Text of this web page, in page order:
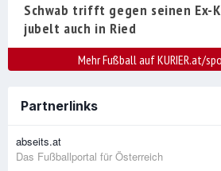
Schwab trifft gegen seinen Ex-
jubelt auch in Ried
Mehr Fußball auf KURIER.at/
Partnerlinks
abseits.at
Das Fußballportal für Österreich